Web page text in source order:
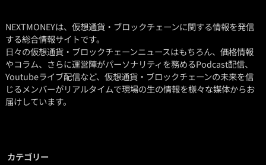
NEXTMONEYは、仮想通貨・ブロックチェーンに関する情報を発信
する総合情報サイトです。
日々の仮想通貨・ブロックチェーンニュースはもちろん、価格情報
やコラム、さらに運営陣がパーソナリティを務めるPodcast配信、
Youtubeライブ配信など、仮想通貨・ブロックチェーンの未来を信
じるメンバーがリアルタイムで現場の生の情報を様々な媒体からお
届けしています。
カテゴリー